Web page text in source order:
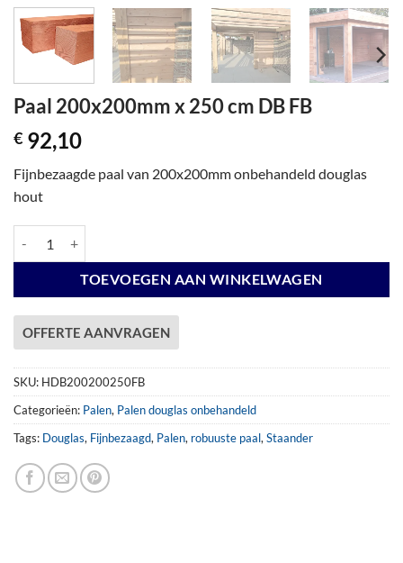
Paal 200x200mm x 250 cm DB FB
€ 92,10
Fijnbezaagde paal van 200x200mm onbehandeld douglas
hout
TOEVOEGEN AAN WINKELWAGEN
OFFERTE AANVRAGEN
SKU: HDB200200250FB
Categorieën: Palen, Palen douglas onbehandeld
Tags: Douglas, Fijnbezaagd, Palen, robuuste paal, Staander